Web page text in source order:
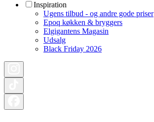
Inspiration
Ugens tilbud - og andre gode priser
Epoq køkken & bryggers
Elgigantens Magasin
Udsalg
Black Friday 2026